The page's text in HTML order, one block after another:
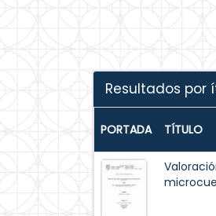
Resultados por
PORTADA TÍTULO